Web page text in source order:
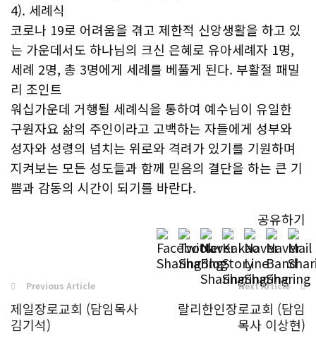
4). 세례식
코로나 19로 어려움을 겪고 제한적 신앙생활을 하고 있
는 가운데서도 하나님의 크신 은혜로 유아세례자 1명,
세례 2명, 총 3명에게 세례를 베풀게 된다. 부활절 패밀
리 조인트
워십가운데 거행될 세례식을 통하여 예수님이 유일한
구원자요 삶의 주인이라고 고백하는 자들에게 성부와
성자와 성령의 넘치는 위로와 격려가 있기를 기원하며
지켜보는 모든 성도들과 함께 믿음의 결단을 하는 큰 기
쁨과 감동의 시간이 되기를 바란다.
공유하기
Previous Article
제일장로교회 (담임목사
김기석)
Next Article
랄리한인장로교회 (담임
목사 이상현)